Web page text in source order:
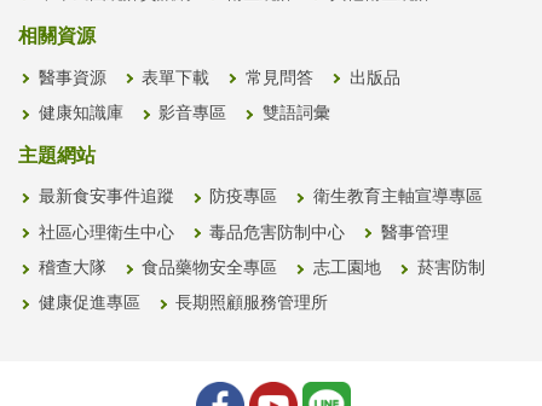
相關資源
醫事資源 表單下載 常見問答 出版品
健康知識庫 影音專區 雙語詞彙
主題網站
最新食安事件追蹤 防疫專區 衛生教育主軸宣導專區
社區心理衛生中心 毒品危害防制中心 醫事管理
稽查大隊 食品藥物安全專區 志工園地 菸害防制
健康促進專區 長期照顧服務管理所